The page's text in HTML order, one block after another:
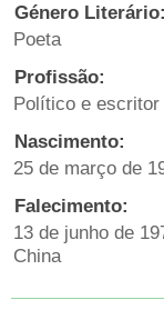
Género Literário:
Poeta
Profissão:
Político e escritor
Nascimento:
25 de março de
Falecimento:
13 de junho de
China